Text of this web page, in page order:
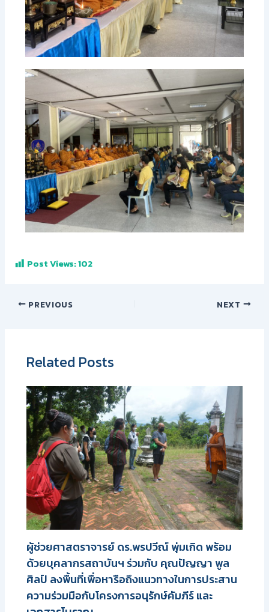
Post Views:102
PREVIOUS NEXT
Related Posts
ผู้ช่วยศาสตราจารย์ ดร.พรปวีณ์ พุ่มเกิด พร้อม
ด้วยบุคลากรสถาบันฯ ร่วมกับ คุณปัญญา พูล
ศิลป์ ลงพื้นที่เพื่อหารือถึงแนวทางในการประสาน
ความร่วมมือกับโครงการอนุรักษ์คัมภีร์ และ